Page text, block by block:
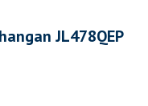
JL478QEP